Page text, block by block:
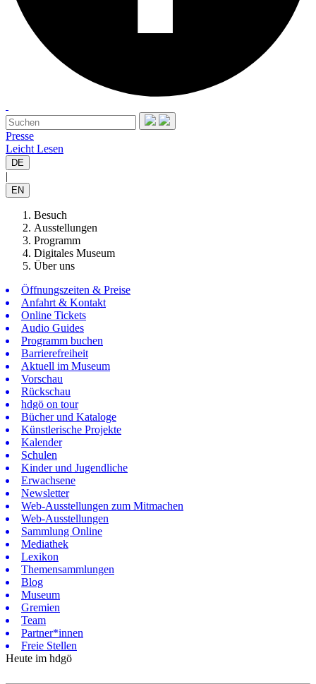
Presse
Leicht Lesen
DE
|
EN
Besuch
Ausstellungen
Programm
Digitales Museum
Über uns
Öffnungszeiten & Preise
Anfahrt & Kontakt
Online Tickets
Audio Guides
Programm buchen
Barrierefreiheit
Aktuell im Museum
Vorschau
Rückschau
hdgö on tour
Bücher und Kataloge
Künstlerische Projekte
Kalender
Schulen
Kinder und Jugendliche
Erwachsene
Newsletter
Web-Ausstellungen zum Mitmachen
Web-Ausstellungen
Sammlung Online
Mediathek
Lexikon
Themensammlungen
Blog
Museum
Gremien
Team
Partner*innen
Freie Stellen
Heute im hdgö